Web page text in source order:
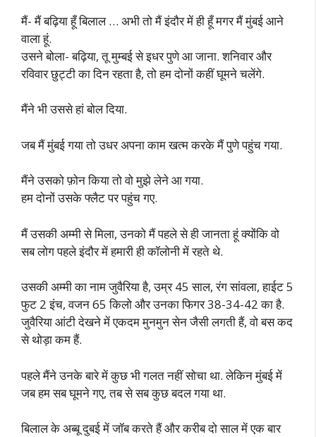
मैं- मैं बढ़िया हूँ बिलाल … अभी तो मैं इंदौर में ही हूँ मगर मैं मुंबई आने
वाला हूं.
उसने बोला- बढ़िया, तू मुम्बई से इधर पुणे आ जाना. शनिवार और
रविवार छुट्टी का दिन रहता है, तो हम दोनों कहीं घूमने चलेंगे.
मैंने भी उससे हां बोल दिया.
जब मैं मुंबई गया तो उधर अपना काम खत्म करके मैं पुणे पहुंच गया.
मैंने उसको फ़ोन किया तो वो मुझे लेने आ गया.
हम दोनों उसके फ्लैट पर पहुंच गए.
मैं उसकी अम्मी से मिला, उनको मैं पहले से ही जानता हूं क्योंकि वो
सब लोग पहले इंदौर में हमारी ही कॉलोनी में रहते थे.
उसकी अम्मी का नाम जुवैरिया है, उम्र 45 साल, रंग सांवला, हाईट 5
फुट 2 इंच, वजन 65 किलो और उनका फिगर 38-34-42 का है.
जुवैरिया आंटी देखने में एकदम मुनमुन सेन जैसी लगती हैं, वो बस कद
से थोड़ा कम हैं.
पहले मैंने उनके बारे में कुछ भी गलत नहीं सोचा था. लेकिन मुंबई में
जब हम सब घूमने गए, तब से सब कुछ बदल गया था.
बिलाल के अब्बू दुबई में जॉब करते हैं और करीब दो साल में एक बार